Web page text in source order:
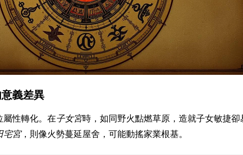
義差異
屬性轉化。在子女宮時，如同野火點燃草原，造就子女敏捷卻
宅宮，則像火勢蔓延屋舍，可能動搖家業根基。